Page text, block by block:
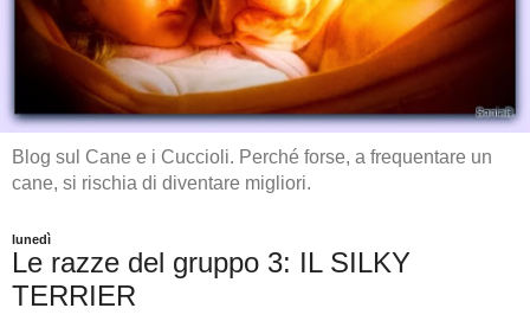
Blog sul Cane e i Cuccioli. Perché forse, a frequentare un
cane, si rischia di diventare migliori.
lunedì
Le razze del gruppo 3: IL SILKY
TERRIER